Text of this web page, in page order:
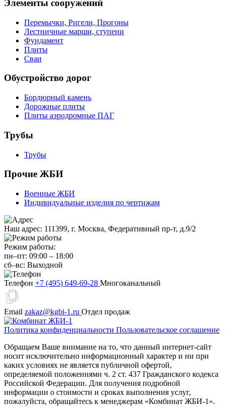
Элементы сооружений
Перемычки, Ригели, Прогоны
Лестничные марши, ступени
Фундамент
Плиты
Сваи
Обустройство дорог
Бордюрный камень
Дорожные плиты
Плиты аэродромные ПАГ
Трубы
Трубы
Прочие ЖБИ
Военные ЖБИ
Индивидуальные изделия по чертижам
Наш адрес: 111399, г. Москва, Федеративный пр-т, д.9/2
Режим работы:
пн–пт: 09:00 – 18:00
сб–вс: Выходной
Телефон +7 (495) 649-69-28 Многоканальный
Email zakaz@kgbi-1.ru Отдел продаж
Политика конфиденциальности Пользовательское соглашение
Обращаем Ваше внимание на то, что данный интернет-сайт
носит исключительно информационный характер и ни при
каких условиях не является публичной офертой,
определяемой положениями ч. 2 ст. 437 Гражданского кодекса
Российской Федерации. Для получения подробной
информации о стоимости и сроках выполнения услуг,
пожалуйста, обращайтесь к менеджерам «Комбинат ЖБИ-1».